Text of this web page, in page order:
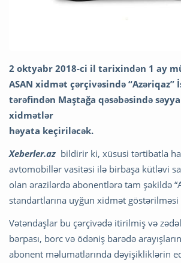
2 oktyabr 2018-ci il tarixindən 1 ay
ASAN xidmət çərçivəsində
tərəfindən Maştağa qəsəbəsində
xidmətlər
həyata keçiriləcək.
Xeberler.az bildirir ki, xüsusi tərtibatla
avtomobillər vasitəsi ilə birbaşa kütləvi
olan ərazilərdə abonentlərə tam şəkildə
standartlarına uyğun xidmət
Vətəndaşlar bu çərçivədə itirilmiş və
bərpası, borc və ödəniş barədə
abonent məlumatlarında dəyişikliklərin